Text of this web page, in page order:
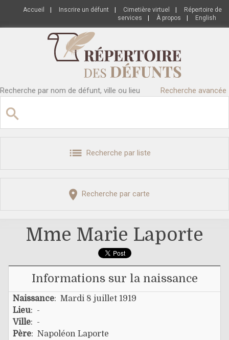
Accueil Inscrire un défunt Cimetière virtuel
Répertoire de
services
À propos English
Recherche par nom de défunt, ville ou lieu Recherche avancée
Recherche par liste
Recherche par carte
Mme Marie Laporte
Informations sur la naissance
Naissance: Mardi 8 juillet 1919
Lieu: -
Ville: -
Père: Napoléon Laporte